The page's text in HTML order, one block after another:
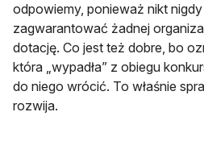
odpowiemy, ponieważ nikt
zagwarantować żadnej
dotację. Co jest też dobre, bo
która „wypadła” z obiegu
do niego wrócić. To właśnie
rozwija.